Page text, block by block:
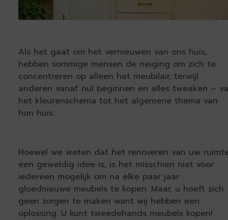
Als het gaat om het vernieuwen van ons huis,
hebben sommige mensen de neiging om zich te
concentreren op alleen het meubilair, terwijl
anderen vanaf nul beginnen en alles tweaken –
het kleurenschema tot het algemene thema van
hun huis.
Hoewel we weten dat het renoveren van uw
een geweldig idee is, is het misschien niet voor
iedereen mogelijk om na elke paar jaar
gloednieuwe meubels te kopen. Maar, u hoeft zich
geen zorgen te maken want wij hebben een
oplossing. U kunt tweedehands meubels kopen!